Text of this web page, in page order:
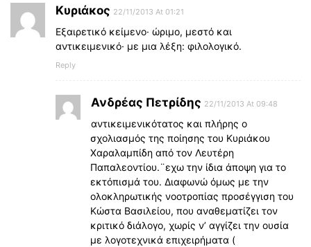
Κυριάκος 22/11/2013 At 01:21
Εξαιρετικό κείμενο· ώριμο, μεστό και
αντικειμενικό· με μια λέξη: φιλολογικό.
Reply
Ανδρέας Πετρίδης 22/11/2013 At 09:48
αντικειμενικότατος και πλήρης ο
σχολιασμός της ποίησης του Κυριάκου
Χαραλαμπίδη από τον Λευτέρη
Παπαλεοντίου.¨εχω την ίδια άποψη για το
εκτόπισμά του. Διαφωνώ όμως με την
ολοκληρωτικής νοοτροπίας προσέγγιση του
Κώστα Βασιλείου, που αναθεματίζει τον
κριτικό διάλογο, χωρίς ν’ αγγίζει την ουσία
με λογοτεχνικά επιχειρήματα (